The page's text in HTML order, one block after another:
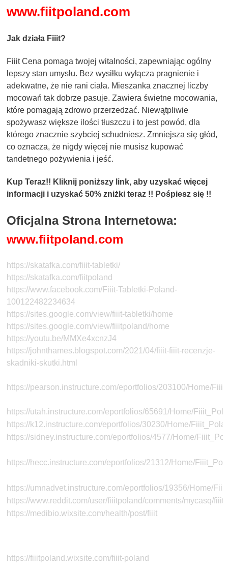
www.fiitpoland.com
Jak działa Fiiit?
Fiiit Cena pomaga twojej witalności, zapewniając ogólny
lepszy stan umysłu. Bez wysiłku wyłącza pragnienie i
adekwatne, że nie rani ciała. Mieszanka znacznej liczby
mocowań tak dobrze pasuje. Zawiera świetne mocowania,
które pomagają zdrowo przerzedzać. Niewątpliwie
spożywasz większe ilości tłuszczu i to jest powód, dla
którego znacznie szybciej schudniesz. Zmniejsza się głód,
co oznacza, że ​​nigdy więcej nie musisz kupować
tandetnego pożywienia i jeść.
Kup Teraz!! Kliknij poniższy link, aby uzyskać więcej
informacji i uzyskać 50% zniżki teraz !! Pośpiesz się !!
Oficjalna Strona Internetowa:
www.fiitpoland.com
https://skatafka.com/fiiit-tabletki/
https://skatafka.com/fiitpoland
https://www.facebook.com/Fiiit-Tabletki-Poland-
100122482234634
https://sites.google.com/view/fiiit-tabletki/home
https://sites.google.com/view/fiiitpoland/home
https://youtu.be/MMXe4xcnzJ4
https://johnthames.blogspot.com/2021/04/fiiit-fiiit-recenzje-
skadniki-skutki.html
https://pearson.instructure.com/eportfolios/203100/Home/
https://utah.instructure.com/eportfolios/65691/Home/
https://k12.instructure.com/eportfolios/30230/Home/
https://sidney.instructure.com/eportfolios/4577/Home/
https://hecc.instructure.com/eportfolios/21312/Home/
https://umnadvet.instructure.com/eportfolios/19356/Home/
https://www.reddit.com/user/fiiitpoland/comments/mycasq/
https://medibio.wixsite.com/health/post/fiiit
https://fiiitpoland.wixsite.com/fiiit-poland